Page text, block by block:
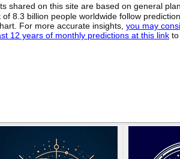
shared on this site are based on general
8.3 billion people worldwide follow
For more accurate insights, you may
12 years of monthly predictions at this link